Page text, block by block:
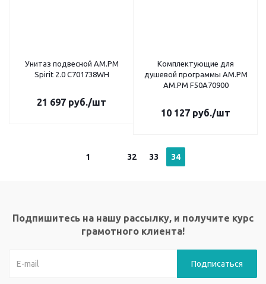
Унитаз подвесной AM.PM
Spirit 2.0 C701738WH
21 697 руб./шт
Комплектующие для
душевой программы AM.PM
AM.PM F50A70900
10 127 руб./шт
1 32 33 34
Подпишитесь на нашу рассылку, и получите курс
грамотного клиента!